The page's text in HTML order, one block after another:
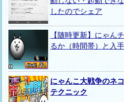
したのでシェア
【随時更新】にゃ
るか（時間帯）と入
にゃんこ大戦争のネ
テクニック